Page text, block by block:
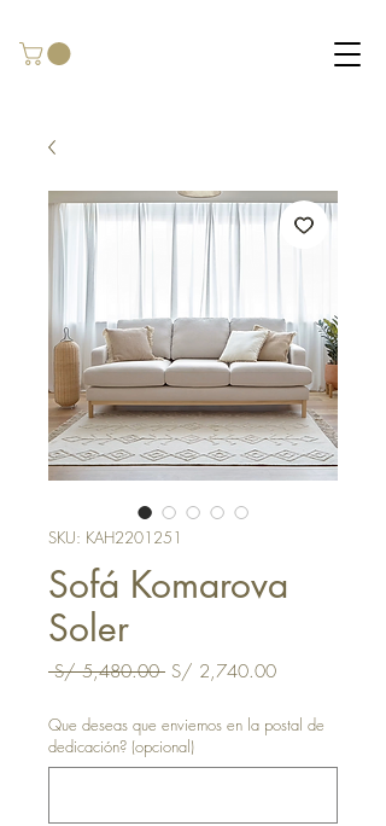
SKU: KAH2201251
Sofá Komarova
Soler
S/ 5,480.00 Precio
S/ 2,740.00Precio
oferta
Que deseas que enviemos en la postal de
dedicación? (opcional)